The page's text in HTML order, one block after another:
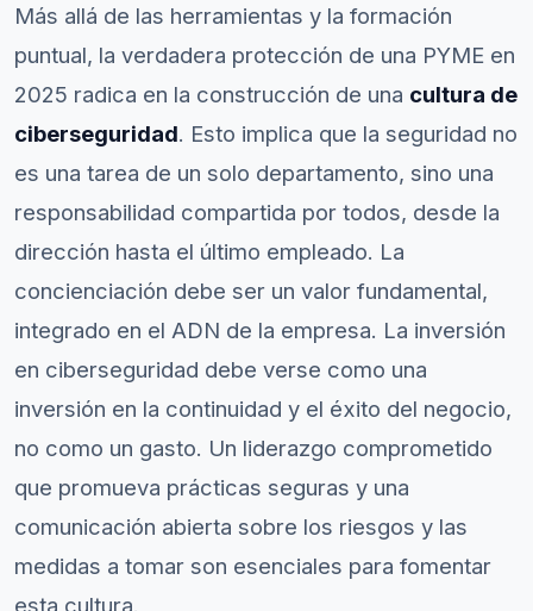
Más allá de las herramientas y la formación
puntual, la verdadera protección de una PYME en
2025 radica en la construcción de una cultura de
ciberseguridad. Esto implica que la seguridad no
es una tarea de un solo departamento, sino una
responsabilidad compartida por todos, desde la
dirección hasta el último empleado. La
concienciación debe ser un valor fundamental,
integrado en el ADN de la empresa. La inversión
en ciberseguridad debe verse como una
inversión en la continuidad y el éxito del negocio,
no como un gasto. Un liderazgo comprometido
que promueva prácticas seguras y una
comunicación abierta sobre los riesgos y las
medidas a tomar son esenciales para fomentar
esta cultura.